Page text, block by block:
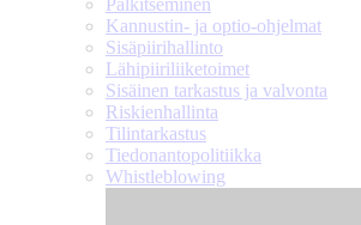
Kannustin- ja optio-ohjelmat
Sisäpiirihallinto
Lähipiiri­liiketoimet
Sisäinen tarkastus ja valvonta
Riskienhallinta
Tilintarkastus
Tiedonanto­politiikka
Whistleblowing